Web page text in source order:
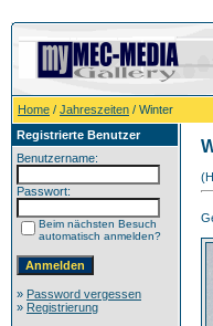
Home / Jahreszeiten / Winter
Registrierte Benutzer
Benutzername:
Passwort:
Beim nächsten Besuch
automatisch anmelden?
» Password vergessen
» Registrierung